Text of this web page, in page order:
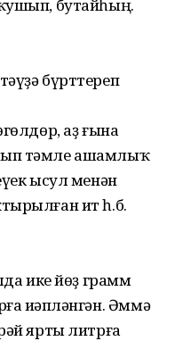
бутайһың.
бүрттереп
аҙ ғына
тәмле ашамлыҡ
ысул менән
ит һ.б.
ике йөҙ грамм
иҫәпләнгән. Әммә
ярты литрға